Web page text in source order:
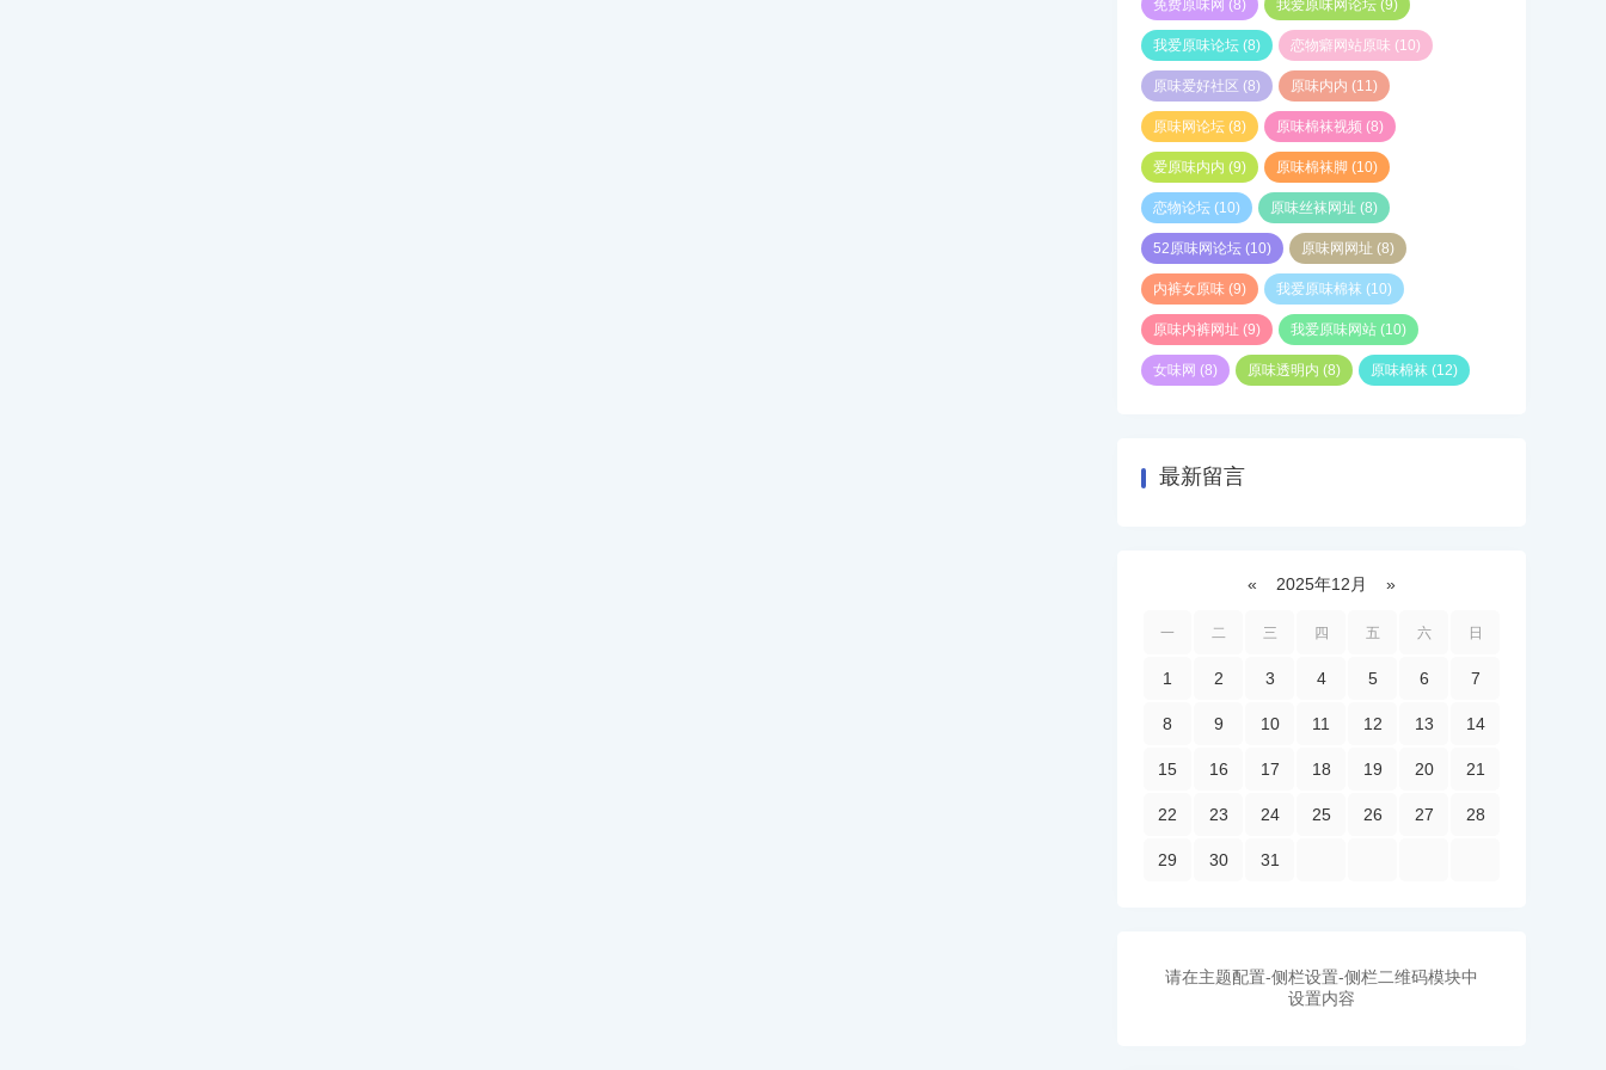
免费原味网 (8) 我爱原味网论坛 (9)
我爱原味论坛 (8) 恋物癖网站原味 (10)
原味爱好社区 (8) 原味内内 (11)
原味网论坛 (8) 原味棉袜视频 (8)
爱原味内内 (9) 原味棉袜脚 (10)
恋物论坛 (10) 原味丝袜网址 (8)
52原味网论坛 (10) 原味网网址 (8)
内裤女原味 (9) 我爱原味棉袜 (10)
原味内裤网址 (9) 我爱原味网站 (10)
女味网 (8) 原味透明内 (8) 原味棉袜 (12)
最新留言
« 2025年12月 »
一 二 三 四 五 六 日
1 2 3 4 5 6 7
8 9 10 11 12 13 14
15 16 17 18 19 20 21
22 23 24 25 26 27 28
29 30 31
请在主题配置-侧栏设置-侧栏二维码模块中
设置内容